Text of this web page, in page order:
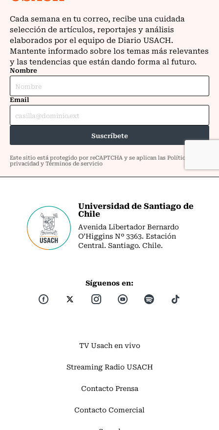
Universidad de Santiago de
Chile
Avenida Libertador Bernardo
O’Higgins Nº 3363. Estación
Central. Santiago. Chile.
Síguenos en:
TV Usach en vivo
Streaming Radio USACH
Contacto Prensa
Contacto Comercial